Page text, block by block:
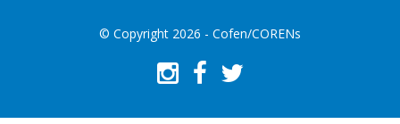
© Copyright 2026 - Cofen/CORENs